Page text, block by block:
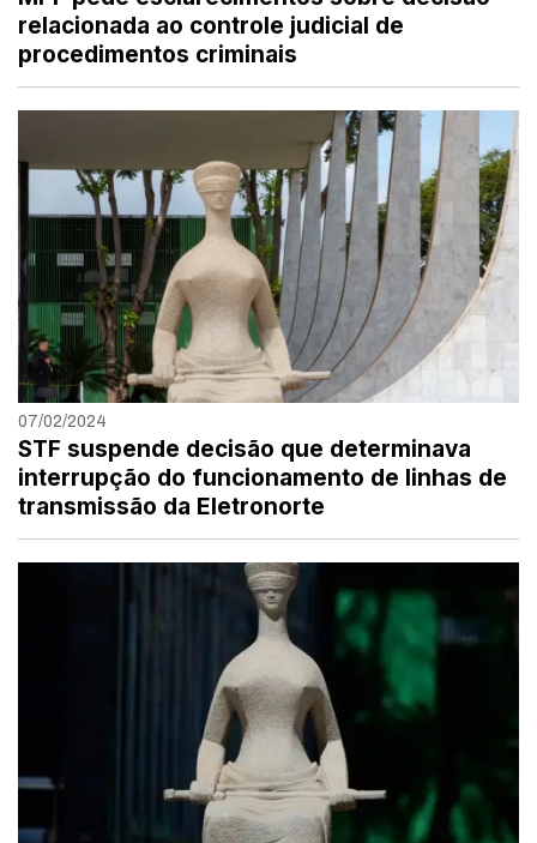
relacionada ao controle judicial de
procedimentos criminais
07/02/2024
STF suspende decisão que determinava
interrupção do funcionamento de linhas de
transmissão da Eletronorte